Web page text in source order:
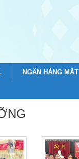
NGÂN HÀNG MẮT